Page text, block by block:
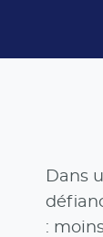
Dans
: